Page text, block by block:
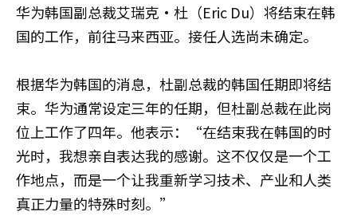
华为韩国副总裁艾瑞克·杜（Eric Du）将结束在韩
国的工作，前往马来西亚。接任人选尚未确定。
根据华为韩国的消息，杜副总裁的韩国任期即将结
束。华为通常设定三年的任期，但杜副总裁在此岗
位上工作了四年。他表示：“在结束我在韩国的时
光时，我想亲自表达我的感谢。这不仅仅是一个工
作地点，而是一个让我重新学习技术、产业和人类
真正力量的特殊时刻。”